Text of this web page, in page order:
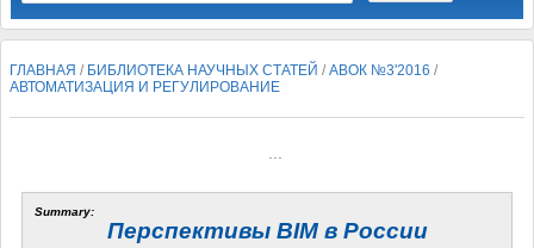
ГЛАВНАЯ / БИБЛИОТЕКА НАУЧНЫХ СТАТЕЙ /АВОК №3'2016 /
АВТОМАТИЗАЦИЯ И РЕГУЛИРОВАНИЕ
Summary:
Перспективы BIM в России